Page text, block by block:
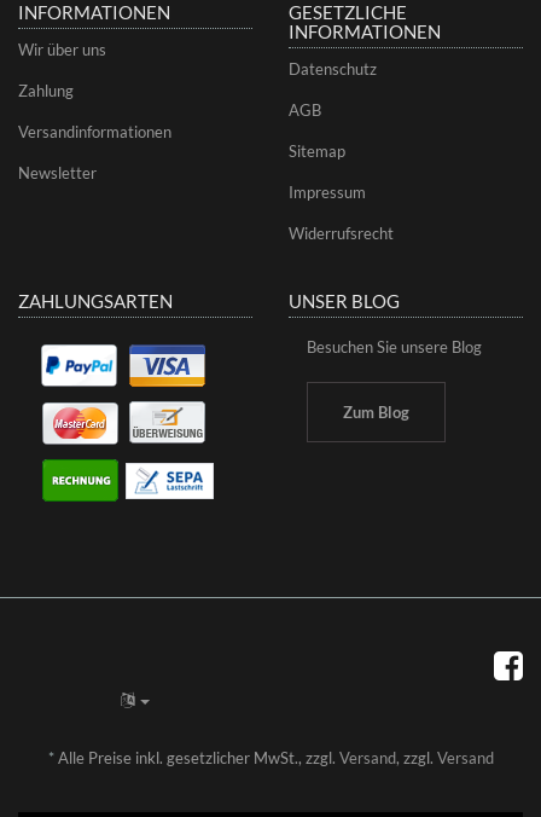
INFORMATIONEN
Wir über uns
Zahlung
Versandinformationen
Newsletter
GESETZLICHE
INFORMATIONEN
Datenschutz
AGB
Sitemap
Impressum
Widerrufsrecht
ZAHLUNGSARTEN UNSER BLOG
Besuchen Sie unsere Blog
Zum Blog
*Alle Preise inkl. gesetzlicher MwSt., zzgl. Versand, zzgl. Versand